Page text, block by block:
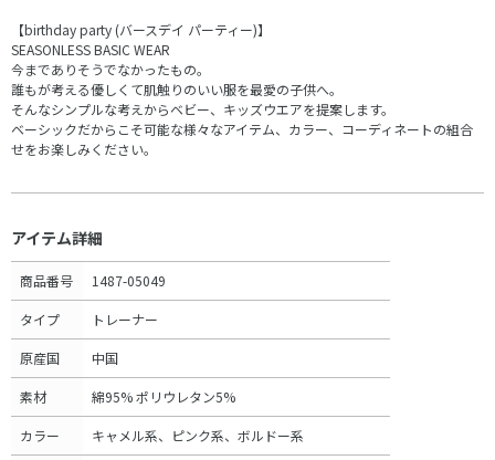
【birthday party (バースデイ パーティー)】
SEASONLESS BASIC WEAR
今までありそうでなかったもの。
誰もが考える優しくて肌触りのいい服を最愛の子供へ。
そんなシンプルな考えからベビー、キッズウエアを提案します。
ベーシックだからこそ可能な様々なアイテム、カラー、コーディネートの組合
せをお楽しみください。
アイテム詳細
商品番号 1487-05049
タイプ トレーナー
原産国 中国
素材 綿95% ポリウレタン5%
カラー キャメル系、ピンク系、ボルドー系